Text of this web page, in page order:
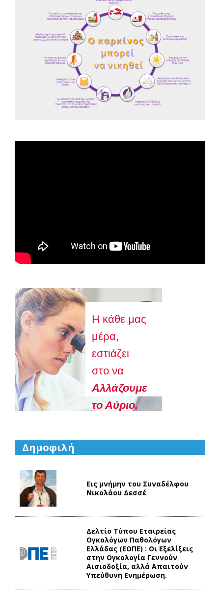
Η κάθε μας
μέρα,
εστιάζει
στο να
Aλλάζουμε
το Αύριο.
Δημοφιλή
Εις μνήμην του Συναδέλφου
Νικολάου Δεσσέ
Δελτίο Τύπου Eταιρείας
Ογκολόγων Παθολόγων
Ελλάδας (ΕΟΠΕ) : Οι Εξελίξεις
στην Ογκολογία Γεννούν
Αισιοδοξία, αλλά Απαιτούν
Υπεύθυνη Ενημέρωση.